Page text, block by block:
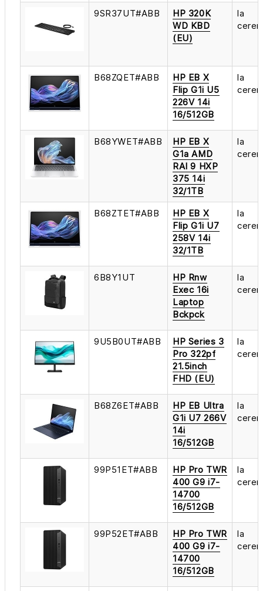
9SR37UT#ABB
HP 320K
WD KBD
(EU)
la
B68ZQET#ABB
HP EB X
Flip G1i U5
226V 14i
16/512GB
la
B68YWET#ABB
HP EB X
G1a AMD
RAI 9 HXP
375 14i
32/1TB
la
B68ZTET#ABB
HP EB X
Flip G1i U7
258V 14i
32/1TB
la
6B8Y1UT
HP Rnw
Exec 16i
Laptop
Bckpck
la
9U5B0UT#ABB
HP Series 3
Pro 322pf
21.5inch
FHD (EU)
la
B68Z6ET#ABB
HP EB Ultra
G1i U7 266V
14i
16/512GB
la
99P51ET#ABB
HP Pro TWR
400 G9 i7-
14700
16/512GB
la
99P52ET#ABB
HP Pro TWR
400 G9 i7-
14700
16/512GB
la